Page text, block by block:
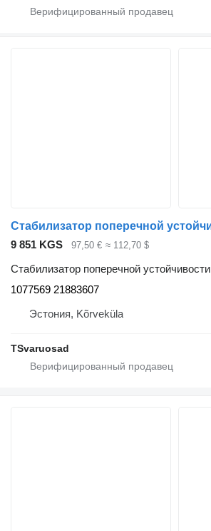
9 851 KGS 97,50 € ≈ 112,70 $
Стабилизатор поперечной устойчивости
1077569 21883607
Эстония, Kõrveküla
TSvaruosad